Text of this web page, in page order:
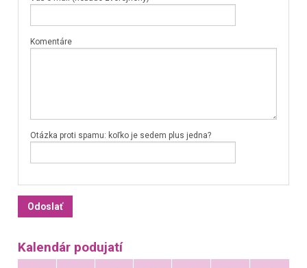
Komentáre
Otázka proti spamu: koľko je sedem plus jedna?
Kalendár podujatí